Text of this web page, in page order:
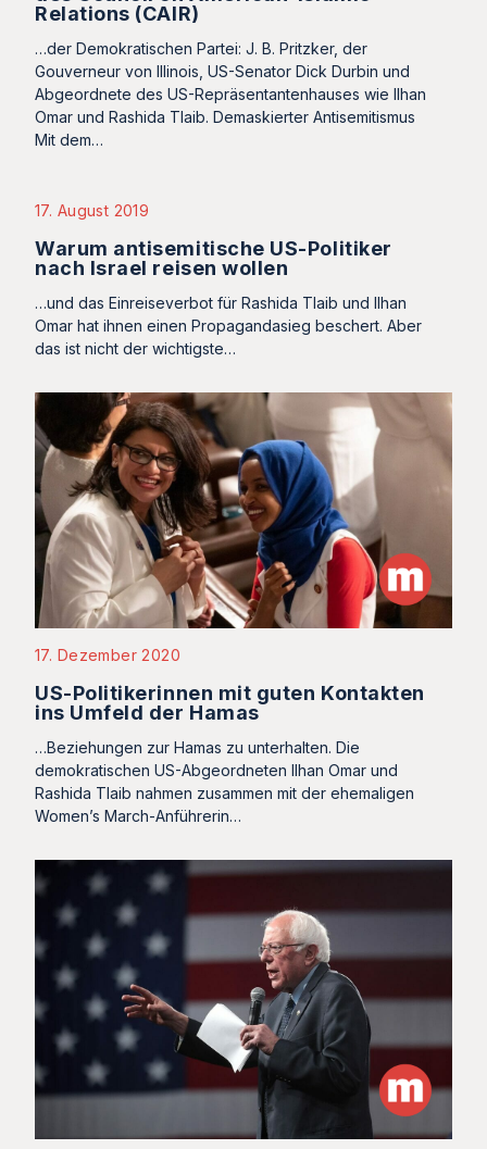
Relations (CAIR)
…der Demokratischen Partei: J. B. Pritzker, der
Gouverneur von Illinois, US-Senator Dick Durbin und
Abgeordnete des US-Repräsentantenhauses wie Ilhan
Omar und Rashida Tlaib. Demaskierter Antisemitismus
Mit dem…
17. August 2019
Warum antisemitische US-Politiker
nach Israel reisen wollen
…und das Einreiseverbot für Rashida Tlaib und Ilhan
Omar hat ihnen einen Propagandasieg beschert. Aber
das ist nicht der wichtigste…
17. Dezember 2020
US-Politikerinnen mit guten Kontakten
ins Umfeld der Hamas
…Beziehungen zur Hamas zu unterhalten. Die
demokratischen US-Abgeordneten Ilhan Omar und
Rashida Tlaib nahmen zusammen mit der ehemaligen
Women’s March-Anführerin…